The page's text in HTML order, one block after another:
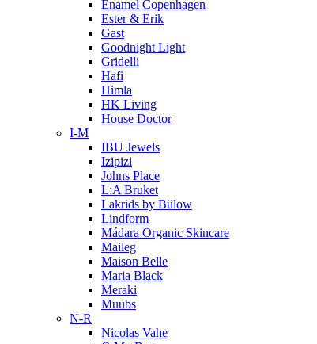
Enamel Copenhagen
Ester & Erik
Gast
Goodnight Light
Gridelli
Hafi
Himla
HK Living
House Doctor
I-M
IBU Jewels
Izipizi
Johns Place
L:A Bruket
Lakrids by Bülow
Lindform
Mádara Organic Skincare
Maileg
Maison Belle
Maria Black
Meraki
Muubs
N-R
Nicolas Vahe